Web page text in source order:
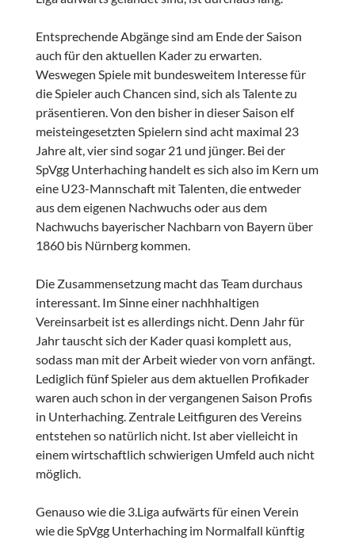
Entsprechende Abgänge sind am Ende der Saison
auch für den aktuellen Kader zu erwarten.
Weswegen Spiele mit bundesweitem Interesse für
die Spieler auch Chancen sind, sich als Talente zu
präsentieren. Von den bisher in dieser Saison elf
meisteingesetzten Spielern sind acht maximal 23
Jahre alt, vier sind sogar 21 und jünger. Bei der
SpVgg Unterhaching handelt es sich also im Kern um
eine U23-Mannschaft mit Talenten, die entweder
aus dem eigenen Nachwuchs oder aus dem
Nachwuchs bayerischer Nachbarn von Bayern über
1860 bis Nürnberg kommen.
Die Zusammensetzung macht das Team durchaus
interessant. Im Sinne einer nachhhaltigen
Vereinsarbeit ist es allerdings nicht. Denn Jahr für
Jahr tauscht sich der Kader quasi komplett aus,
sodass man mit der Arbeit wieder von vorn anfängt.
Lediglich fünf Spieler aus dem aktuellen Profikader
waren auch schon in der vergangenen Saison Profis
in Unterhaching. Zentrale Leitfiguren des Vereins
entstehen so natürlich nicht. Ist aber vielleicht in
einem wirtschaftlich schwierigen Umfeld auch nicht
möglich.
Genauso wie die 3.Liga aufwärts für einen Verein
wie die SpVgg Unterhaching im Normalfall künftig